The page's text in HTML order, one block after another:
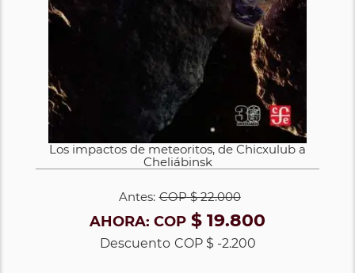
Los impactos de meteoritos, de Chicxulub a
Cheliábinsk
Antes: COP$ 22.000
AHORA: COP $ 19.800
Descuento COP $ -2.200